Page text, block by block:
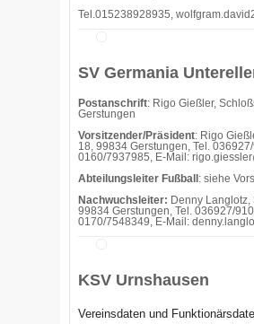
Tel.015238928935,
SV Germania
Postanschrift: Rigo Gießler,
Gerstungen
Vorsitzender/Präsident: Rigo
18, 99834 Gerstungen, Tel.
0160/7937985, E-Mail:
Abteilungsleiter Fußball : siehe
Nachwuchsleiter: Denny Langlotz,
99834 Gerstungen, Tel. 036927/
0170/7548349, E-Mail:
KSV Urnshausen
Vereinsdaten und